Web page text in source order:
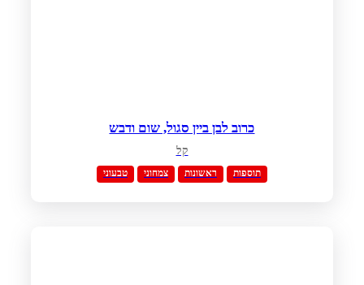
כרוב לבן ביין סגול, שום ודבש
קל
טבעוני צמחוני ראשונות תוספות